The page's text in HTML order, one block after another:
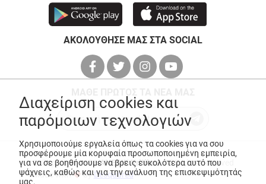
ΑΚΟΛΟΥΘΗΣΕ ΜΑΣ ΣΤΑ SOCIAL
© Copyright 2026ANEDIK Kritikos. All Rights Reserved
Made with
byDesquared
Διαχείριση cookies και
παρόμοιων τεχνολογιών
Χρησιμοποιούμε εργαλεία όπως τα cookies για να σου
προσφέρουμε μία κορυφαία προσωποποιημένη εμπειρία,
για να σε βοηθήσουμε να βρεις ευκολότερα αυτό που
ψάχνεις, καθώς και για την ανάλυση της επισκεψιμότητάς
μας.